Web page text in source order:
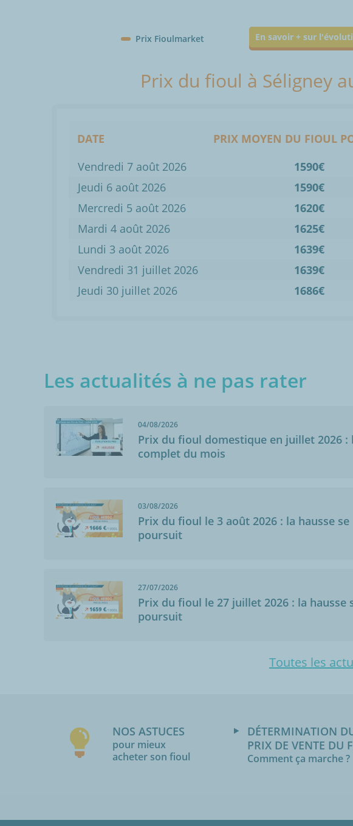
Prix Fioulmarket En savoir + sur
Prix du fioul à Séligney
DATE PRIX MOYEN DU FIOUL
Vendredi 7 août 2026
1590€
Jeudi 6 août 2026
1590€
Mercredi 5 août 2026
1620€
Mardi 4 août 2026
1625€
Lundi 3 août 2026
1639€
Vendredi 31 juillet 2026
1639€
Jeudi 30 juillet 2026
1686€
Les actualités à ne pas rater
04/08/2026
Prix du fioul domestique en juillet 2026 :
complet du mois
03/08/2026
Prix du fioul le 3 août 2026 : la hausse se
poursuit
27/07/2026
Prix du fioul le 27 juillet 2026 : la hausse
poursuit
Toutes les
NOS ASTUCES
pour mieux
acheter son fioul
DÉTERMINATION
PRIX DE VENTE DU
Comment ça marche ?